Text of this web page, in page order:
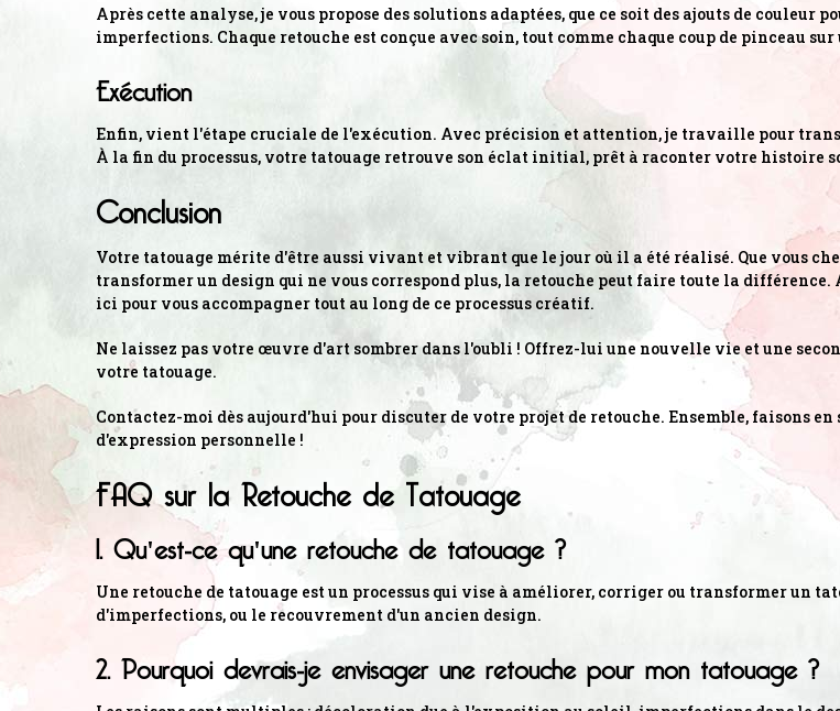
Après cette analyse, je vous propose des solutions adaptées, que ce soit des ajouts de
imperfections. Chaque retouche est conçue avec soin, tout comme chaque coup de pinceau
Exécution
Enfin, vient l'étape cruciale de l'exécution. Avec précision et attention, je travaille pour
À la fin du processus, votre tatouage retrouve son éclat initial, prêt à raconter votre histoire
Conclusion
Votre tatouage mérite d'être aussi vivant et vibrant que le jour où il a été réalisé. Que vous
transformer un design qui ne vous correspond plus, la retouche peut faire toute la
ici pour vous accompagner tout au long de ce processus créatif.
Ne laissez pas votre œuvre d'art sombrer dans l'oubli ! Offrez-lui une nouvelle vie et une
votre tatouage.
Contactez-moi dès aujourd'hui pour discuter de votre projet de retouche. Ensemble, faisons
d'expression personnelle !
FAQ sur la Retouche de Tatouage
1. Qu'est-ce qu'une retouche de tatouage ?
Une retouche de tatouage est un processus qui vise à améliorer, corriger ou transformer un
d'imperfections, ou le recouvrement d'un ancien design.
2. Pourquoi devrais-je envisager une retouche pour mon tatouage ?